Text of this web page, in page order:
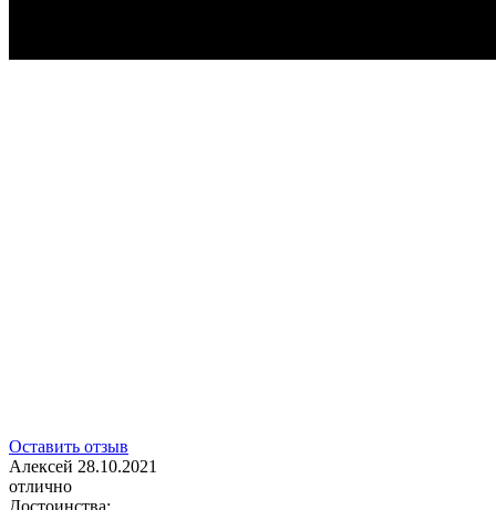
Оставить отзыв
Алексей 28.10.2021
отлично
Достоинства: